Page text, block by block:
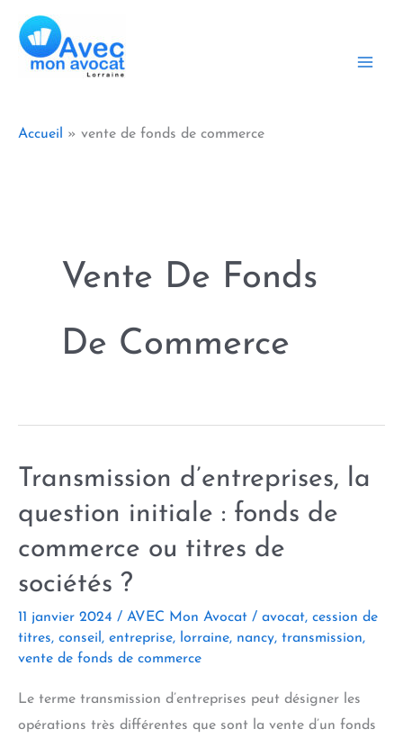
contenu
Accueil vente de fonds de commerce
Vente De Fonds
De Commerce
Transmission d’entreprises, la
question initiale : fonds de
commerce ou titres de
sociétés ?
11 janvier 2024 / AVEC Mon Avocat / avocat, cession de
titres, conseil , entreprise, lorraine, nancy, transmission,
vente de fonds de commerce
Le terme transmission d’entreprises peut désigner les
opérations très différentes que sont la vente d’un fonds